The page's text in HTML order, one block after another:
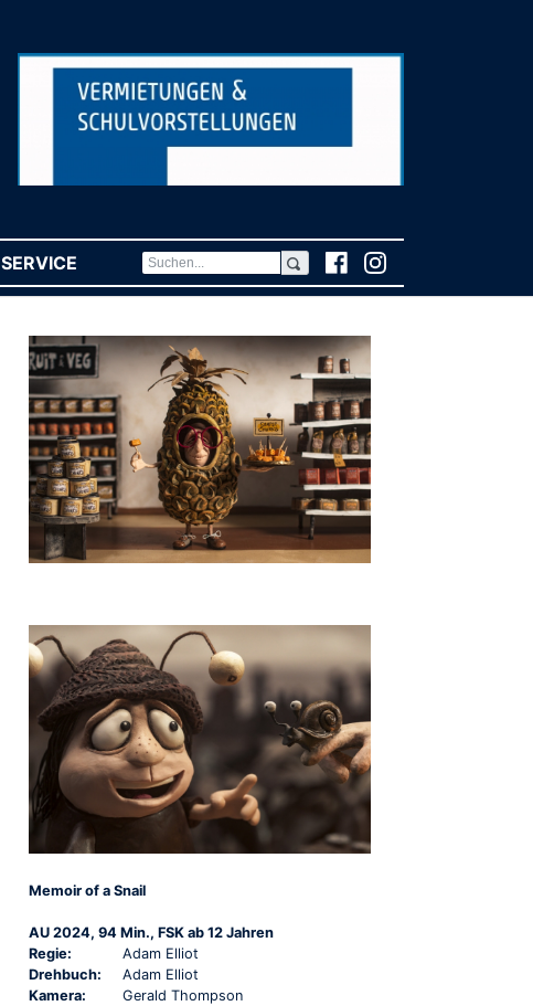
SERVICE (CURRENT)
Memoir of a Snail
AU 2024, 94 Min., FSK ab 12 Jahren
Regie:
Adam Elliot
Drehbuch:
Adam Elliot
Kamera:
Gerald Thompson